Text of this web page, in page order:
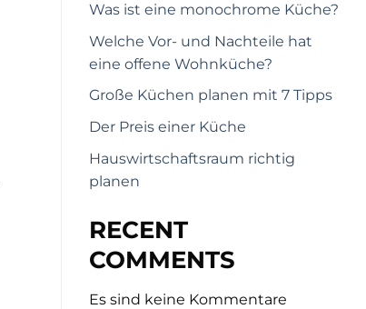
Was ist eine monochrome Küche?
Welche Vor- und Nachteile hat
eine offene Wohnküche?
Große Küchen planen mit 7 Tipps
Der Preis einer Küche
Hauswirtschaftsraum richtig
planen
RECENT
COMMENTS
Es sind keine Kommentare